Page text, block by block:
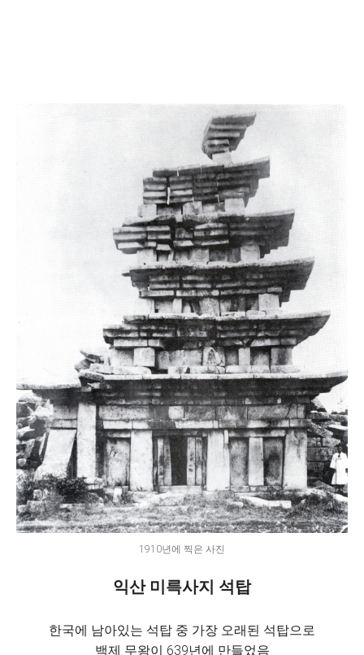
1910년에 찍은 사진
익산 미륵사지 석탑
한국에 남아있는 석탑 중 가장 오래된 석탑으로
백제 무왕이 639년에 만들었음